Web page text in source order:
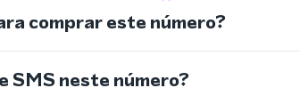
comprar este número?
SMS neste número?